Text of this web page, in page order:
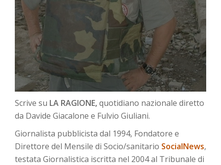
Scrive su LA RAGIONE,quotidiano nazionale diretto
da Davide Giacalone e Fulvio Giuliani.
Giornalista pubblicista dal 1994, Fondatore e
Direttore del Mensile di Socio/sanitario SocialNews,
testata Giornalistica iscritta nel 2004 al Tribunale di